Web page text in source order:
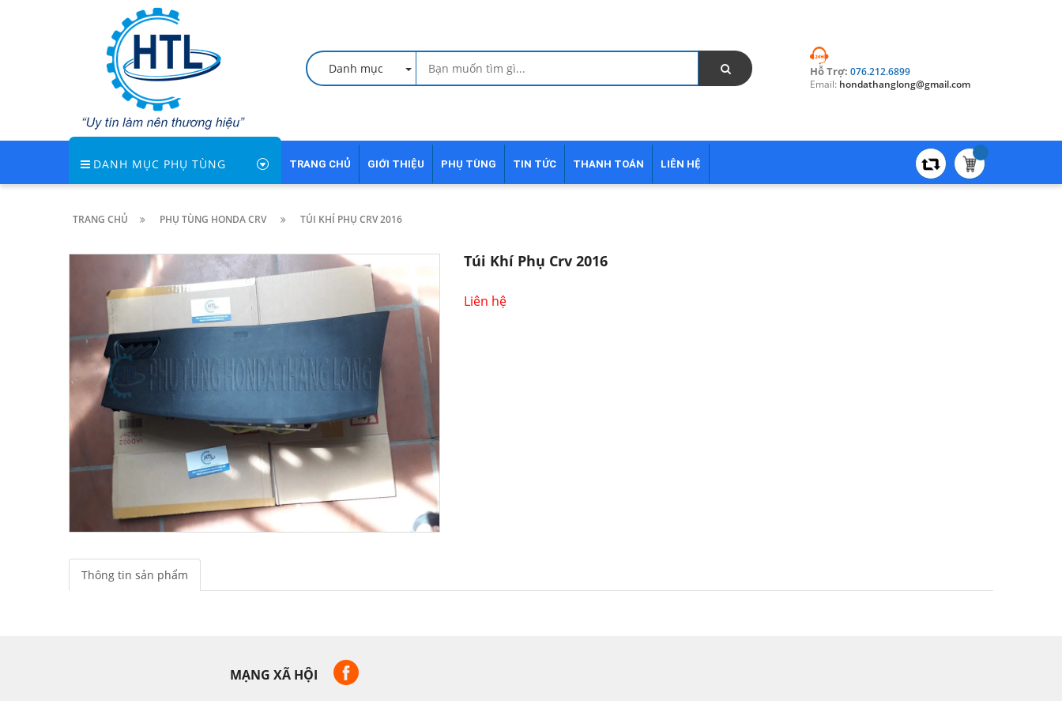
Danh mục Hỗ Trợ: 076.212.6899
Email: hondathanglong@gmail.com
DANH MỤC PHỤ TÙNG TRANG CHỦ GIỚI THIỆU PHỤ TÙNG TIN TỨC THANH TOÁN LIÊN HỆ
TRANG CHỦ PHỤ TÙNG HONDA CRV TÚI KHÍ PHỤ CRV 2016
Túi Khí Phụ Crv 2016
Liên hệ
Thông tin sản phẩm
MẠNG XÃ HỘI